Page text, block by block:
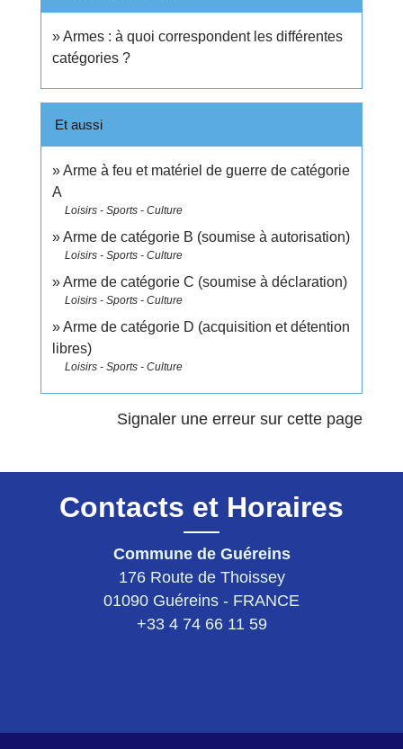
Armes : à quoi correspondent les différentes
catégories ?
Et aussi
Arme à feu et matériel de guerre de catégorie
A
Loisirs - Sports - Culture
Arme de catégorie B (soumise à autorisation)
Loisirs - Sports - Culture
Arme de catégorie C (soumise à déclaration)
Loisirs - Sports - Culture
Arme de catégorie D (acquisition et détention
libres)
Loisirs - Sports - Culture
Signaler une erreur sur cette page
Contacts et Horaires
Commune de Guéreins
176 Route de Thoissey
01090 Guéreins - FRANCE
+33 4 74 66 11 59